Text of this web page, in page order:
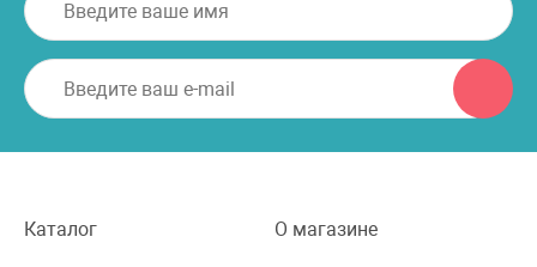
Каталог О магазине